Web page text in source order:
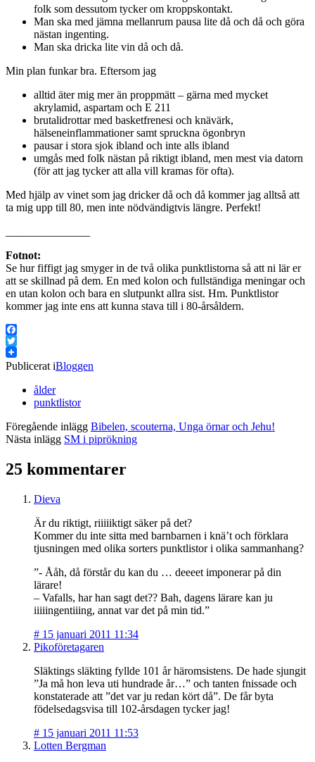
folk som dessutom tycker om kroppskontakt.
Man ska med jämna mellanrum pausa lite då och då och göra
nästan ingenting.
Man ska dricka lite vin då och då.
Min plan funkar bra. Eftersom jag
alltid äter mig mer än proppmätt – gärna med mycket
akrylamid, aspartam och E 211
brutalidrottar med basketfrenesi och knävärk,
hälseneinflammationer samt spruckna ögonbryn
pausar i stora sjok ibland och inte alls ibland
umgås med folk nästan på riktigt ibland, men mest via datorn
(för att jag tycker att alla vill kramas för ofta).
Med hjälp av vinet som jag dricker då och då kommer jag alltså att
ta mig upp till 80, men inte nödvändigtvis längre. Perfekt!
Fotnot:
Se hur fiffigt jag smyger in de två olika punktlistorna så att ni lär er
att se skillnad på dem. En med kolon och fullständiga meningar och
en utan kolon och bara en slutpunkt allra sist. Hm. Punktlistor
kommer jag inte ens att kunna stava till i 80-årsåldern.
Facebook
Twitter
Publicerat iBloggen
ålder
punktlistor
Föregående inlägg Bibelen, scouterna, Unga örnar och Jehu!
Nästa inlägg SM i piprökning
25 kommentarer
Dieva
Är du riktigt, riiiiiktigt säker på det?
Kommer du inte sitta med barnbarnen i knä’t och förklara
tjusningen med olika sorters punktlistor i olika sammanhang?
”- Ååh, då förstår du kan du … deeeet imponerar på din
lärare!
– Vafalls, har han sagt det?? Bah, dagens lärare kan ju
iiiiingentiiing, annat var det på min tid.”
# 15 januari 2011 11:34
Pikoföretagaren
Släktings släkting fyllde 101 år häromsistens. De hade sjungit
”Ja må hon leva uti hundrade år…” och tanten fnissade och
konstaterade att ”det var ju redan kört då”. De får byta
födelsedagsvisa till 102-årsdagen tycker jag!
# 15 januari 2011 11:53
Lotten Bergman